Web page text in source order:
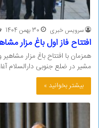
سرویس خبری 30 بهمن 1404
افتتاح فاز اول باغ مزار
همزمان با افتتاح باغ مزار
مشیر در ضلع جنوبی دارالسلام
بیشتر بخوانید »